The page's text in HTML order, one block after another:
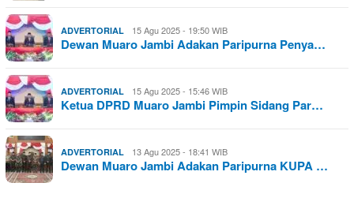
ADVERTORIAL 15 Agu 2025 - 19:50 WIB
Dewan Muaro Jambi Adakan Paripurna Penya…
ADVERTORIAL 15 Agu 2025 - 15:46 WIB
Ketua DPRD Muaro Jambi Pimpin Sidang Par…
ADVERTORIAL 13 Agu 2025 - 18:41 WIB
Dewan Muaro Jambi Adakan Paripurna KUPA …